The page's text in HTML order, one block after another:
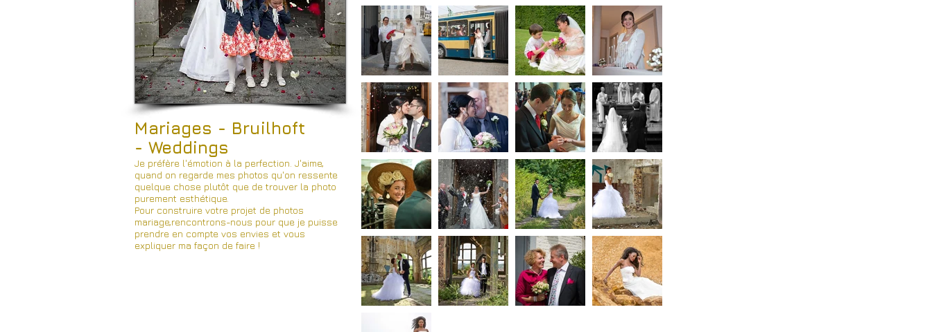
Mariages - Bruilhoft
- Weddings
Je préfère l'émotion à la perfection. J'aime,
quand on regarde mes photos qu'on ressente
quelque chose plutôt que de trouver la photo
purement esthétique.
Pour construire votre projet de photos
mariage,rencontrons-nous pour que je puisse
prendre en compte vos envies et vous
expliquer ma façon de faire !